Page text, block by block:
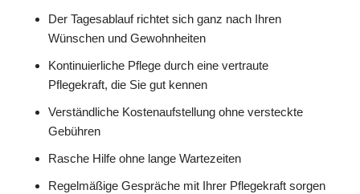
Der Tagesablauf richtet sich ganz nach Ihren
Wünschen und Gewohnheiten
Kontinuierliche Pflege durch eine vertraute
Pflegekraft, die Sie gut kennen
Verständliche Kostenaufstellung ohne versteckte
Gebühren
Rasche Hilfe ohne lange Wartezeiten
Regelmäßige Gespräche mit Ihrer Pflegekraft sorgen